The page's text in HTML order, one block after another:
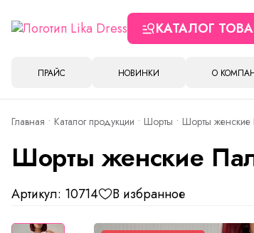
КАТАЛОГ
ПРАЙС НОВИНКИ О
Главная Каталог продукции Шорты Шорты женские
Шорты женские
Артикул: 10714 В избранное